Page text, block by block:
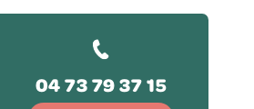
04 73 79 37 15